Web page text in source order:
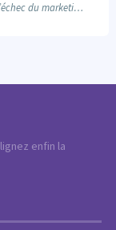
Téléchargez notre Infographie HD : Les 7 causes d’échec du marketing automation Le marketing…
enfin la